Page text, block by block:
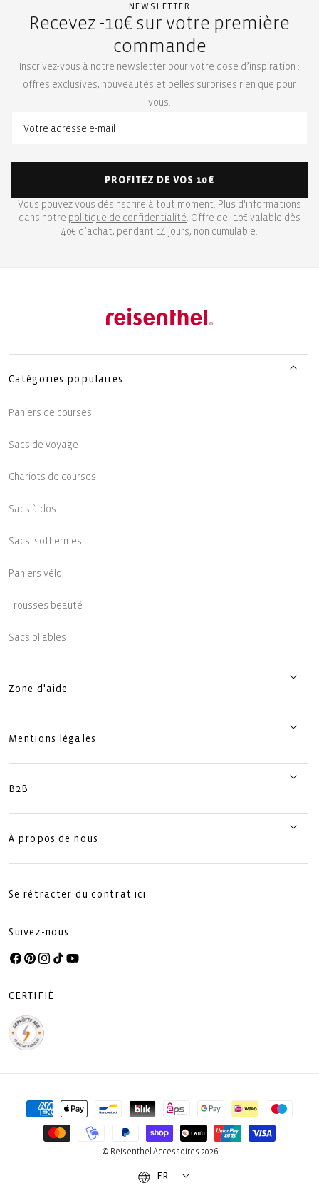
NEWSLETTER
Recevez -10€ sur votre première
commande
Inscrivez-vous à notre newsletter pour votre dose d’inspiration :
offres exclusives, nouveautés et belles surprises rien que pour
vous.
PROFITEZ DE VOS 10€
Vous pouvez vous désinscrire à tout moment. Plus d'informations
dans notre politique de confidentialité. Offre de -10€ valable dès
40€ d’achat, pendant 14 jours, non cumulable.
Catégories populaires
Paniers de courses
Sacs de voyage
Chariots de courses
Sacs à dos
Sacs isothermes
Paniers vélo
Trousses beauté
Sacs pliables
Zone d'aide
Mentions légales
B2B
À propos de nous
Se rétracter du contrat ici
Suivez-nous
Facebook
Pinterest
Instagram
TikTokYouTube
CERTIFIÉ
Moyens
paiement
© Reisenthel Accessoires 2026
FR